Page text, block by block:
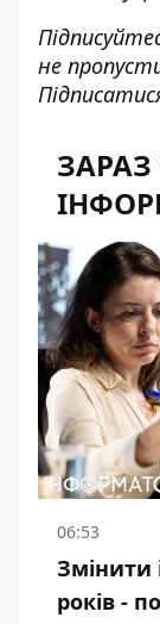
не
06:53
Змінити
років -